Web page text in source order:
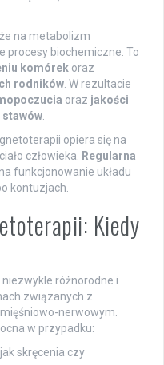
na metabolizm
procesy biochemiczne. To
komórek oraz
rodników. W rezultacie
oraz jakości
.
opiera się na
człowieka. Regularna
funkcjonowanie układu
kontuzjach.
Kiedy
niezwykle różnorodne i
związanych z
nerwowym.
w przypadku:
skręcenia czy